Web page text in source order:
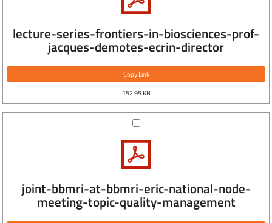
lecture-series-frontiers-in-biosciences-prof-
jacques-demotes-ecrin-director
Copy Link
152.95 KB
joint-bbmri-at-bbmri-eric-national-node-
meeting-topic-quality-management